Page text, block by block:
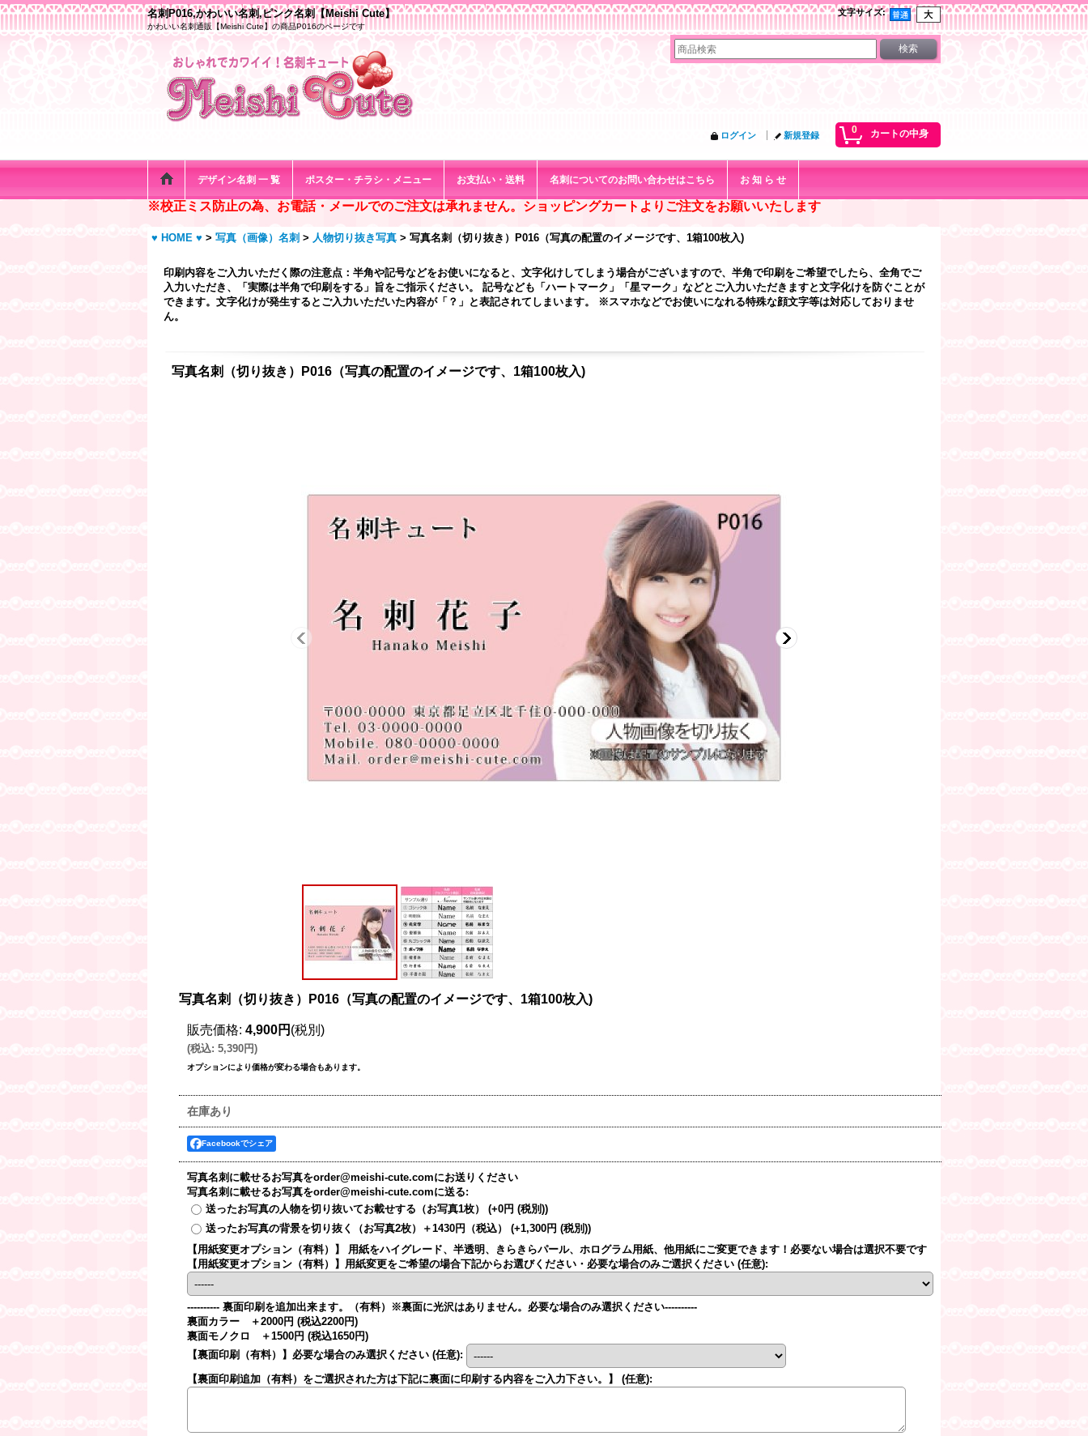
名刺P016,かわいい名刺,ピンク名刺【Meishi Cute】
かわいい名刺通販【Meishi Cute】の商品P016のページです
文字サイズ:
0 カートの中身
ログイン 新規登録
デザイン名刺 一 覧 ポスター・チラシ・メニュー お支払い・送料 名刺についてのお問い合わせはこちら お 知 ら せ
※校正ミス防止の為、お電話・メールでのご注文は承れません。ショッピングカートよりご注文をお願いいたします
♥ HOME ♥ > 写真（画像）名刺 > 人物切り抜き写真 > 写真名刺（切り抜き）P016（写真の配置のイメージです、1箱100枚入)
印刷内容をご入力いただく際の注意点：半角や記号などをお使いになると、文字化けしてしまう場合がございますので、半角で印刷をご希望でしたら、全角でご
入力いただき、「実際は半角で印刷をする」旨をご指示ください。 記号なども「ハートマーク」「星マーク」などとご入力いただきますと文字化けを防ぐことが
できます。文字化けが発生するとご入力いただいた内容が「？」と表記されてしまいます。 ※スマホなどでお使いになれる特殊な顔文字等は対応しておりませ
ん。
写真名刺（切り抜き）P016（写真の配置のイメージです、1箱100枚入)
写真名刺（切り抜き）P016（写真の配置のイメージです、1箱100枚入)
販売価格: 4,900円 (税別)
(税込: 5,390円)
オプションにより価格が変わる場合もあります。
在庫あり
Facebookでシェア
写真名刺に載せるお写真をorder@meishi-cute.comにお送りください
写真名刺に載せるお写真をorder@meishi-cute.comに送る:
送ったお写真の人物を切り抜いてお載せする（お写真1枚） (+0円 (税別))
送ったお写真の背景を切り抜く（お写真2枚）＋1430円（税込） (+1,300円 (税別))
【用紙変更オプション（有料）】
用紙をハイグレード、半透明、きらきらパール、ホログラム用紙、他用紙にご変更できます！必要ない場合は選択不要です
【用紙変更オプション（有料）】用紙変更をご希望の場合下記からお選びください・必要な場合のみご選択ください (任意):
---------- 裏面印刷を追加出来ます。（有料）※裏面に光沢はありません。必要な場合のみ選択ください----------
裏面カラー ＋2000円 (税込2200円)
裏面モノクロ ＋1500円 (税込1650円)
【裏面印刷（有料）】必要な場合のみ選択ください (任意):
【裏面印刷追加（有料）をご選択された方は下記に裏面に印刷する内容をご入力下さい。】 (任意):